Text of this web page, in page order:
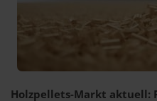
Holzpellets-Markt aktuell: